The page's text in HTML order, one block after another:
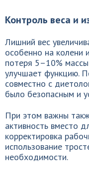
Контроль веса и
Лишний вес
особенно на колени
потеря 5–10%
улучшает функцию.
совместно с
было безопасным и
При этом важны
активность вместо
корректировка
использование
необходимости.